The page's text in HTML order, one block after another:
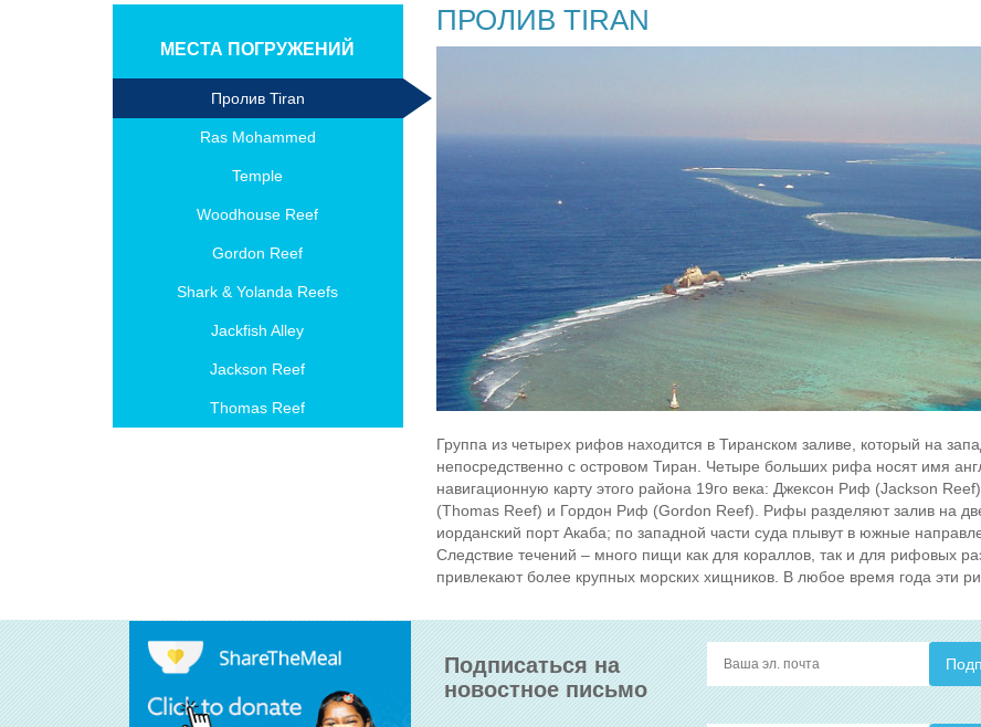
МЕСТА ПОГРУЖЕНИЙ
Пролив Tiran
Ras Mohammed
Temple
Woodhouse Reef
Gordon Reef
Shark & Yolanda Reefs
Jackfish Alley
Jackson Reef
Thomas Reef
ПРОЛИВ TIRAN
Группа из четырех рифов находится в Тиранском заливе, который на
непосредственно с островом Тиран. Четыре больших рифа носят имя
навигационную карту этого района 19го века: Джексон Риф (Jackson
(Thomas Reef) и Гордон Риф (Gordon Reef). Рифы разделяют залив на
иорданский порт Акаба; по западной части суда плывут в южные
Следствие течений – много пищи как для кораллов, так и для рифовых
привлекают более крупных морских хищников. В любое время года эти
Подписаться на
новостное письмо